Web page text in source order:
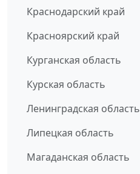
Краснодарский край
Красноярский край
Курганская область
Курская область
Ленинградская область
Липецкая область
Магаданская область